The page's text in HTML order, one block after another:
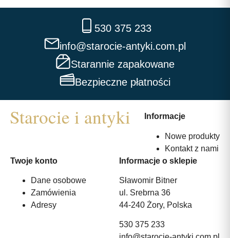
530 375 233
info@starocie-antyki.com.pl
Starannie zapakowane
Bezpieczne płatności
Informacje
Nowe produkty
Kontakt z nami
Twoje konto
Dane osobowe
Zamówienia
Adresy
Informacje o sklepie
Sławomir Bitner
ul. Srebrna 36
44-240 Żory, Polska
530 375 233